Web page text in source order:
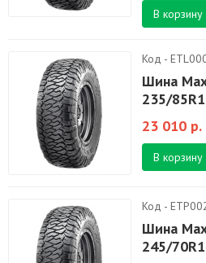
В корзину
Код -
Шина
235/
23 010 р.
В корзину
Код -
Шина
245/